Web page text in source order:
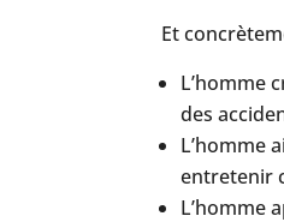
Et
L’homme
des
L’homme
entretenir
L’homme